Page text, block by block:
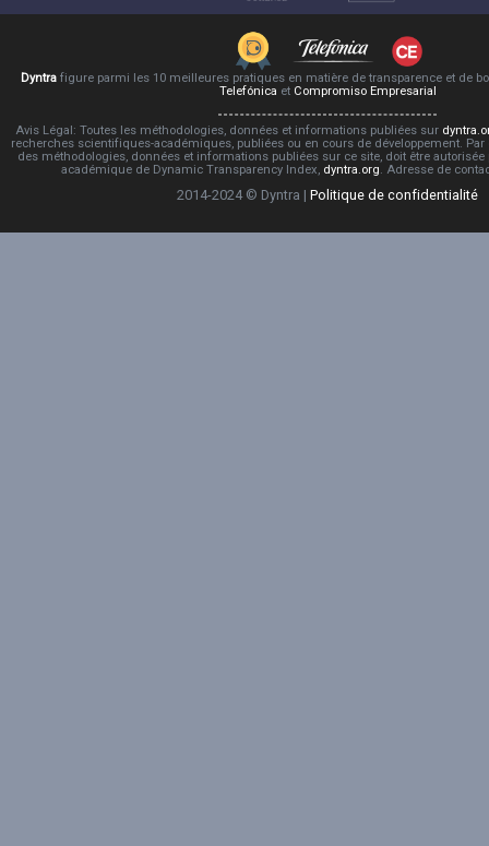
Dyntra figure parmi les 10 meilleures pratiques en matière de transparence et de
Telefónica et Compromiso Empresarial
Avis Légal: Toutes les méthodologies, données et informations publiées sur
recherches scientifiques-académiques, publiées ou en cours de développement.
des méthodologies, données et informations publiées sur ce site, doit être
académique de Dynamic Transparency Index, dyntra.org. Adresse de
2014-2024 © Dyntra | Politique de confidentialité